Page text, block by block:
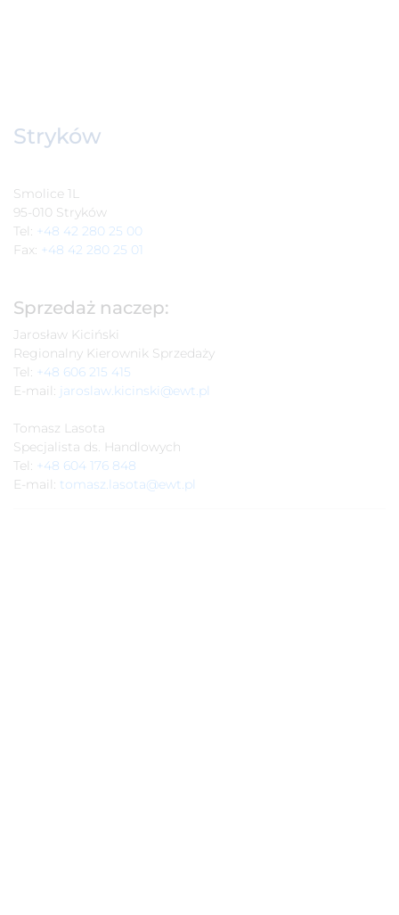
Stryków
Smolice 1L
95-010 Stryków
Tel: +48 42 280 25 00
Fax: +48 42 280 25 01
Sprzedaż naczep:
Jarosław Kiciński
Regionalny Kierownik Sprzedaży
Tel: +48 606 215 415
E-mail: jaroslaw.kicinski@ewt.pl
Tomasz Lasota
Specjalista ds. Handlowych
Tel: +48 604 176 848
E-mail: tomasz.lasota@ewt.pl